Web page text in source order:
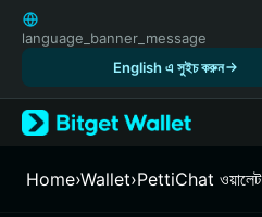
English
日本語
Русский
Español (Latinoamérica)
Türkçe
Italiano
language_banner_message
English এ সুইচ করুন
Home›Wallet›PettiChat ওয়ালেট